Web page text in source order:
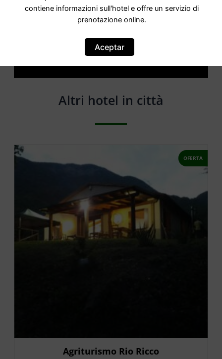
contiene informazioni sull hotel e offre un servizio di
prenotazione online.
Altri hotel in città
OFERTA
Agriturismo Rio Ricco
contiene informazioni sull'hotel e offre un servizio di
prenotazione online.
Aceptar